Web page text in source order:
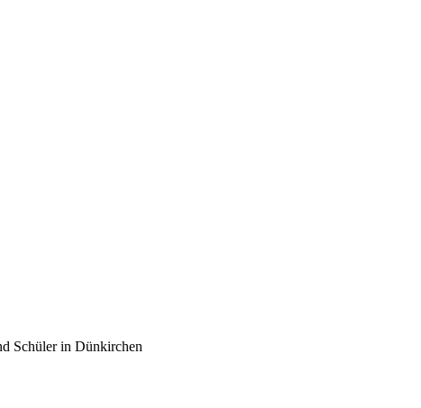
Schüler in Dünkirchen